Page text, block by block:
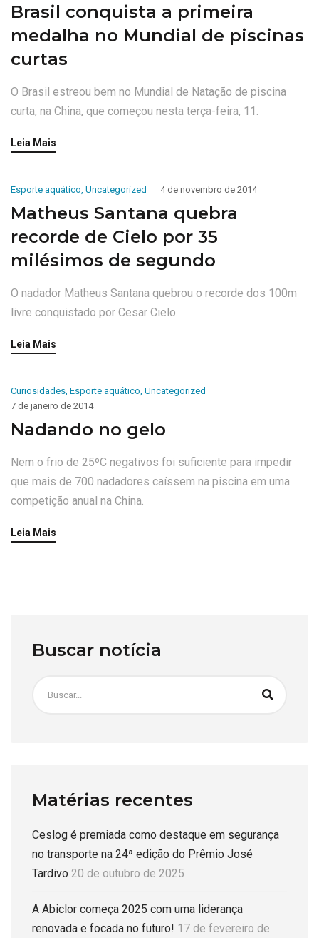
Brasil conquista a primeira
medalha no Mundial de piscinas
curtas
O Brasil estreou bem no Mundial de Natação de piscina
curta, na China, que começou nesta terça-feira, 11.
Leia Mais
Esporte aquático Uncategorized 4 de novembro de 2014
Matheus Santana quebra
recorde de Cielo por 35
milésimos de segundo
O nadador Matheus Santana quebrou o recorde dos 100m
livre conquistado por Cesar Cielo.
Leia Mais
Curiosidades Esporte aquático Uncategorized
7 de janeiro de 2014
Nadando no gelo
Nem o frio de 25ºC negativos foi suficiente para impedir
que mais de 700 nadadores caíssem na piscina em uma
competição anual na China.
Leia Mais
Buscar notícia
Matérias recentes
Ceslog é premiada como destaque em segurança
no transporte na 24ª edição do Prêmio José
Tardivo 20 de outubro de 2025
A Abiclor começa 2025 com uma liderança
renovada e focada no futuro! 17 de fevereiro de